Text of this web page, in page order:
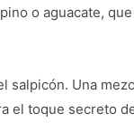
o aguacate,
salpicón. Una
el toque secreto